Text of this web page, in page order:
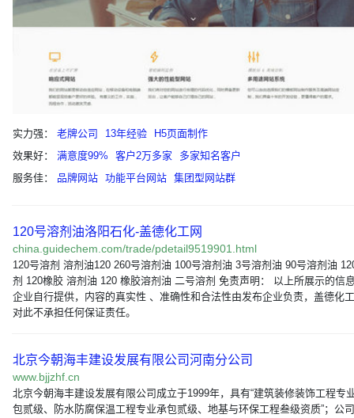
实力强： 老牌公司 13年经验
H5页面制作
效果好：
满意度99% 客户2万多家
多家知名客户
服务佳：
品牌网站 功能平台网站 集团型网站群
120号溶剂油洛阳石化-盖德化工网
china.guidechem.com/trade/pdetail9519901.html
120号溶剂 溶剂油120 260号溶剂油 100号溶剂油 3号溶剂油 90号溶剂油
剂 120橡胶 溶剂油 120 橡胶溶剂油 二号溶剂 免责声明： 以上所展示的信
企业自行提供，内容的真实性 、准确性和合法性由发布企业负责，盖德化
对此不承担任何保证责任。
北京今朝海丰建设发展有限公司河南分公司
www.bjjzhf.cn
北京今朝海丰建设发展有限公司成立于1999年，具有“建筑装修装饰工程专
包贰级、防水防腐保温工程专业承包贰级、地基与环保工程叁级资质”；公